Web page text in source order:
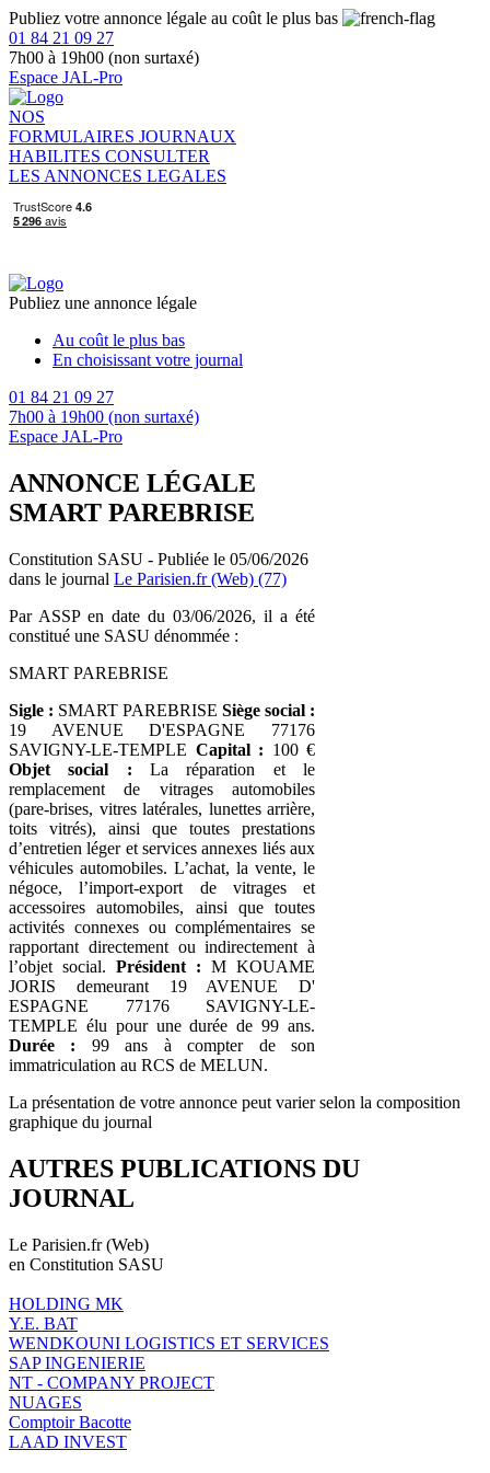
Publiez votre annonce légale au coût le plus bas
01 84 21 09 27
7h00 à 19h00 (non surtaxé)
Espace JAL-Pro
NOS
FORMULAIRES JOURNAUX
HABILITES CONSULTER
LES ANNONCES LEGALES
Publiez une annonce légale
Au coût le plus bas
En choisissant votre journal
01 84 21 09 27
7h00 à 19h00 (non surtaxé)
Espace JAL-Pro
ANNONCE LÉGALE
SMART PAREBRISE
Constitution SASU - Publiée le 05/06/2026
dans le journal Le Parisien.fr (Web) (77)
Par ASSP en date du 03/06/2026, il a été
constitué une SASU dénommée :
SMART PAREBRISE
Sigle : SMART PAREBRISE Siège social :
19 AVENUE D'ESPAGNE 77176
SAVIGNY-LE-TEMPLE Capital : 100 €
Objet social : La réparation et le
remplacement de vitrages automobiles
(pare-brises, vitres latérales, lunettes arrière,
toits vitrés), ainsi que toutes prestations
d’entretien léger et services annexes liés aux
véhicules automobiles. L’achat, la vente, le
négoce, l’import-export de vitrages et
accessoires automobiles, ainsi que toutes
activités connexes ou complémentaires se
rapportant directement ou indirectement à
l’objet social. Président : M KOUAME
JORIS demeurant 19 AVENUE D'
ESPAGNE 77176 SAVIGNY-LE-
TEMPLE élu pour une durée de 99 ans.
Durée : 99 ans à compter de son
immatriculation au RCS de MELUN.
La présentation de votre annonce peut varier selon la composition
graphique du journal
AUTRES PUBLICATIONS DU
JOURNAL
Le Parisien.fr (Web)
en Constitution SASU
HOLDING MK
Y.E. BAT
WENDKOUNI LOGISTICS ET SERVICES
SAP INGENIERIE
NT - COMPANY PROJECT
NUAGES
Comptoir Bacotte
LAAD INVEST